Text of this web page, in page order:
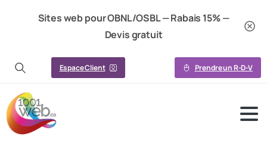
Sites web pour OBNL/OSBL — Rabais 15% —
Devis gratuit
Espace Client Prendre un R-D-V